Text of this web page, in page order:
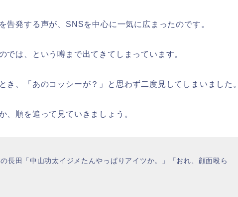
告発する声が、SNSを中心に一気に広まったのです。
では、という噂まで出てきてしまっています。
き、「あのコッシーが？」と思わず二度見してしまいました。
、順を追って見ていきましょう。
の長田「中山功太イジメたんやっぱりアイツか。」「おれ、顔面殴ら